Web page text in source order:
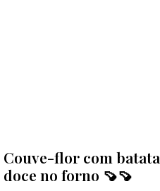
Couve-flor com
doce no forno 🍠🍠